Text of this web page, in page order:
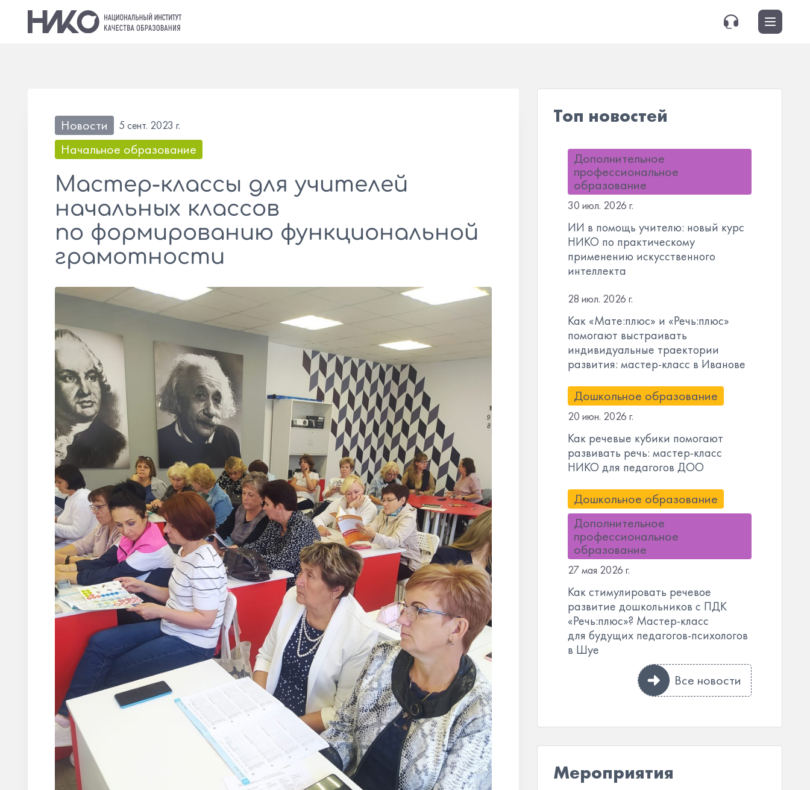
Новости 5 сент. 2023 г.
Начальное образование
Мастер-классы для учителей
начальных классов
по формированию функциональной
грамотности
Топ новостей
Дополнительное
профессиональное
образование
30 июл. 2026 г.
ИИ в помощь учителю: новый курс
НИКО по практическому
применению искусственного
интеллекта
28 июл. 2026 г.
Как «Мате:плюс» и «Речь:плюс»
помогают выстраивать
индивидуальные траектории
развития: мастер-класс в Иванове
Дошкольное образование
20 июн. 2026 г.
Как речевые кубики помогают
развивать речь: мастер-класс
НИКО для педагогов ДОО
Дошкольное образование
Дополнительное
профессиональное
образование
27 мая 2026 г.
Как стимулировать речевое
развитие дошкольников с ПДК
«Речь:плюс»? Мастер-класс
для будущих педагогов-психологов
в Шуе
Все новости
Мероприятия